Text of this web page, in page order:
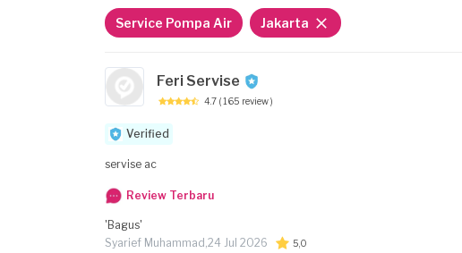
Service Pompa Air Jakarta
Feri Servise
4.7 ( 165 review )
Verified
servise ac
Review Terbaru
'Bagus'
Syarief Muhammad,24 Jul 2026 5,0